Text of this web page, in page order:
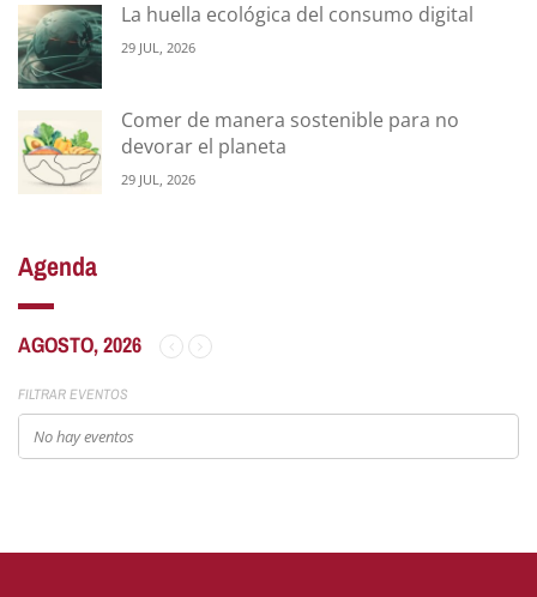
La huella ecológica del consumo digital
29 JUL, 2026
Comer de manera sostenible para no
devorar el planeta
29 JUL, 2026
Agenda
AGOSTO, 2026
FILTRAR EVENTOS
No hay eventos